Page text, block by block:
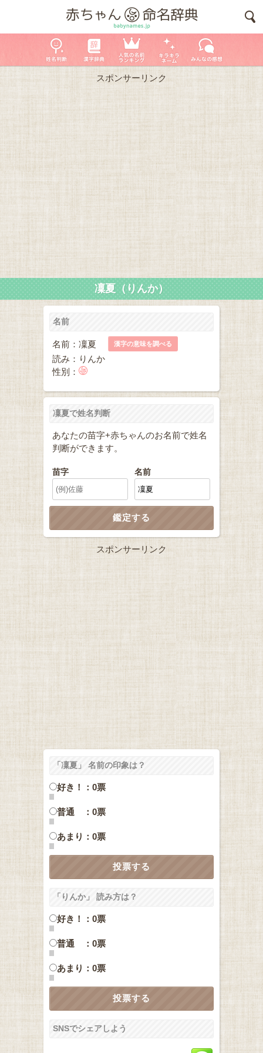
スポンサーリンク
凜夏（りんか）
名前
名前：凜夏 漢字の意味を調べる
読み：りんか
性別：
凜夏で姓名判断
あなたの苗字+赤ちゃんのお名前で姓名
判断ができます。
苗字 名前
スポンサーリンク
「凜夏」 名前の印象は？
好き！：0票
普通 ：0票
あまり：0票
「りんか」 読み方は？
好き！：0票
普通 ：0票
あまり：0票
SNSでシェアしよう